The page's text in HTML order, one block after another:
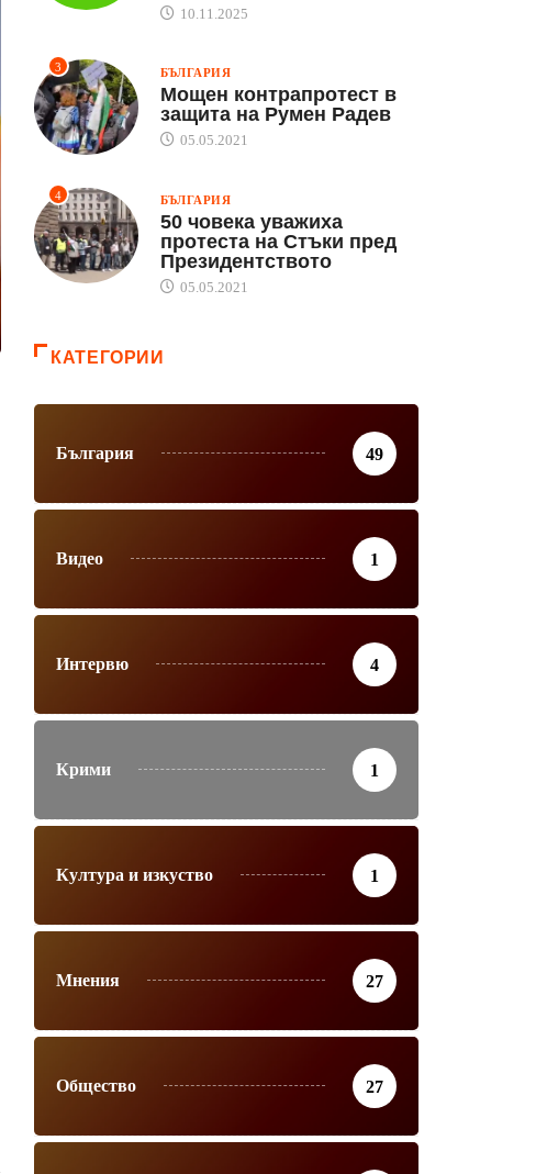
10.11.2025
3 БЪЛГАРИЯ
Мощен контрапротест в
защита на Румен Радев
05.05.2021
4 БЪЛГАРИЯ
50 човека уважиха
протеста на Стъки пред
Президентството
05.05.2021
КАТЕГОРИИ
България 49
Видео 1
Интервю 4
Крими 1
Култура и изкуство 1
Мнения 27
Общество 27